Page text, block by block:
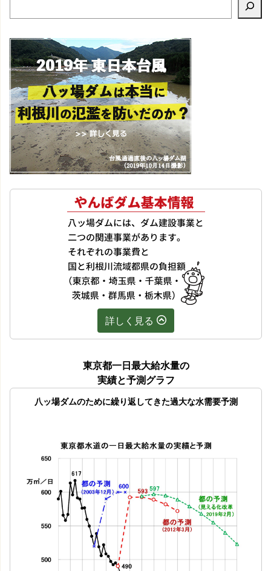
詳しく見る
東京都一日最大給水量の
実績と予測グラフ
八ッ場ダムのために繰り返してきた過大な水需要予測